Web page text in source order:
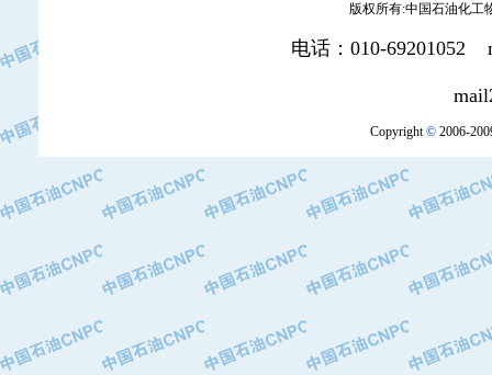
·河北保定天威集团特变电气有限公司
·中国石油抚顺石化公司
·中国石油辽阳石油化纤公司
·托肯恒山科技（广州）有限公司
·中国石油兰州石油化工公司
·大庆油田飞马有限公司
·大庆油田有限责任公司
·中国石油辽河油田分公司
版权所有:中国石油化工
电话：010-69201052
Copyright©2006-